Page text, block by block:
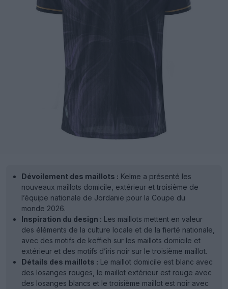
Dévoilement des maillots : Kelme a présenté les
nouveaux maillots domicile, extérieur et troisième de
l’équipe nationale de Jordanie pour la Coupe du
monde 2026.
Inspiration du design : Les maillots mettent en valeur
des éléments de la culture locale et de la fierté nationale,
avec des motifs de keffieh sur les maillots domicile et
extérieur et des motifs d’iris noir sur le troisième maillot.
Détails des maillots : Le maillot domicile est blanc avec
des losanges rouges, le maillot extérieur est rouge avec
des losanges blancs et le troisième maillot est noir avec